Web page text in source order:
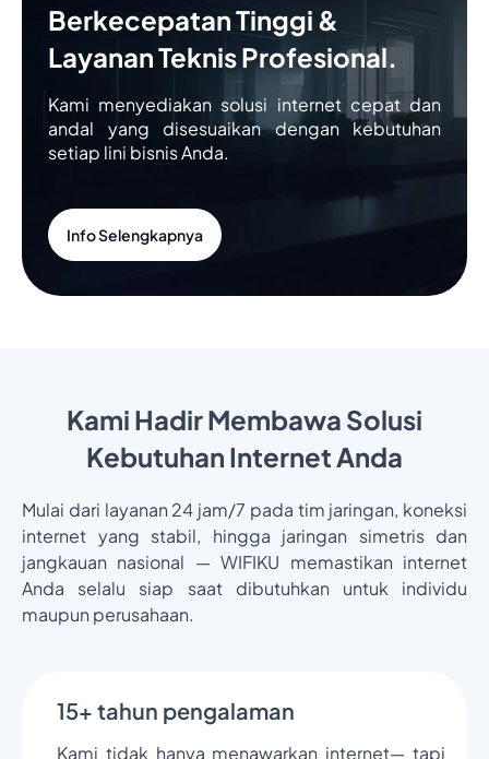
Berkecepatan Tinggi &
Layanan Teknis Profesional.
Kami menyediakan solusi internet cepat dan
andal yang disesuaikan dengan kebutuhan
setiap lini bisnis Anda.
Info Selengkapnya
Kami Hadir Membawa Solusi
Kebutuhan Internet Anda
Mulai dari layanan 24 jam/7 pada tim jaringan, koneksi
internet yang stabil, hingga jaringan simetris dan
jangkauan nasional — WIFIKU memastikan internet
Anda selalu siap saat dibutuhkan untuk individu
maupun perusahaan.
15+ tahun pengalaman
Kami tidak hanya menawarkan internet— tapi